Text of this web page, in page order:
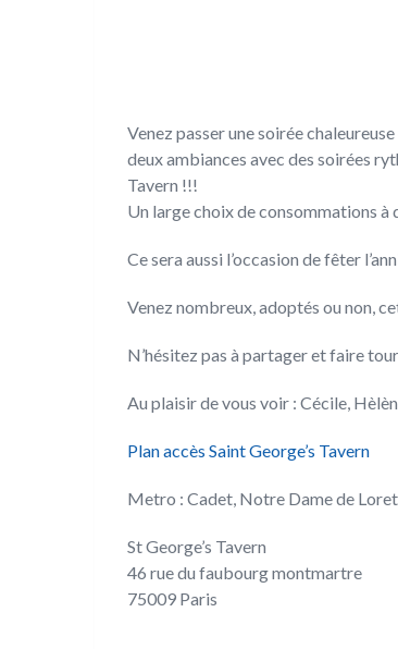
Venez passer une soirée
deux ambiances avec des soirées
Tavern !!!
Un large choix de consommations à
Ce sera aussi l’occasion de fêter
Venez nombreux, adoptés ou non,
N’hésitez pas à partager et faire
Au plaisir de vous voir : Cécile,
Plan accès Saint George’s Tavern
Metro : Cadet, Notre Dame de
St George’s Tavern
46 rue du faubourg montmartre
75009 Paris